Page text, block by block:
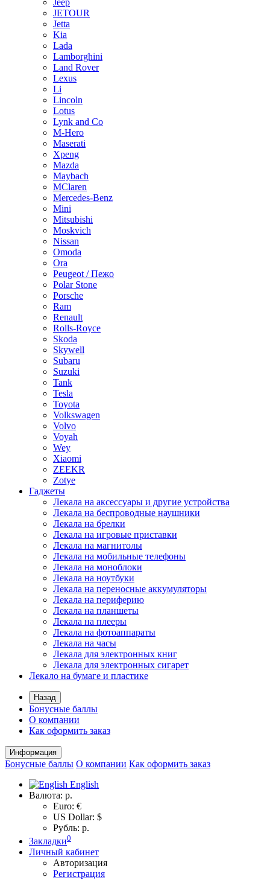
Jeep
JETOUR
Jetta
Kia
Lada
Lamborghini
Land Rover
Lexus
Li
Lincoln
Lotus
Lynk and Co
M-Hero
Maserati
Xpeng
Mazda
Maybach
MClaren
Mercedes-Benz
Mini
Mitsubishi
Moskvich
Nissan
Omoda
Ora
Peugeot / Пежо
Polar Stone
Porsche
Ram
Renault
Rolls-Royce
Skoda
Skywell
Subaru
Suzuki
Tank
Tesla
Toyota
Volkswagen
Volvo
Voyah
Wey
Xiaomi
ZEEKR
Zotye
Гаджеты
Лекала на аксессуары и другие устройства
Лекала на беспроводные наушники
Лекала на брелки
Лекала на игровые приставки
Лекала на магнитолы
Лекала на мобильные телефоны
Лекала на моноблоки
Лекала на ноутбуки
Лекала на переносные аккумуляторы
Лекала на периферию
Лекала на планшеты
Лекала на плееры
Лекала на фотоаппараты
Лекала на часы
Лекала для электронных книг
Лекала для электронных сигарет
Лекало на бумаге и пластике
Назад
Бонусные баллы
О компании
Как оформить заказ
Информация
Бонусные баллы О компании Как оформить заказ
English
Валюта: р.
Euro: €
US Dollar: $
Рубль: р.
Закладки0
Личный кабинет
Авторизация
Регистрация